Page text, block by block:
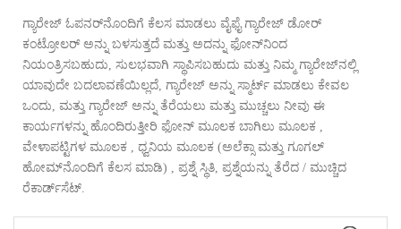
ಗ್ಯಾರೇಜ್ ಓಪನರ್‌ನೊಂದಿಗೆ ಕೆಲಸ ಮಾಡಲು ವೈಫೈ ಗ್ಯಾರೇಜ್ ಡೋರ್
ಕಂಟ್ರೋಲರ್ ಅನ್ನು ಬಳಸುತ್ತದೆ ಮತ್ತು ಅದನ್ನು ಫೋನ್‌ನಿಂದ
ನಿಯಂತ್ರಿಸಬಹುದು, ಸುಲಭವಾಗಿ ಸ್ಥಾಪಿಸಬಹುದು ಮತ್ತು ನಿಮ್ಮ ಗ್ಯಾರೇಜ್‌ನಲ್ಲಿ
ಯಾವುದೇ ಬದಲಾವಣೆಯಿಲ್ಲದೆ, ಗ್ಯಾರೇಜ್ ಅನ್ನು ಸ್ಮಾರ್ಟ್ ಮಾಡಲು ಕೇವಲ
ಒಂದು, ಮತ್ತು ಗ್ಯಾರೇಜ್ ಅನ್ನು ತೆರೆಯಲು ಮತ್ತು ಮುಚ್ಚಲು ನೀವು ಈ
ಕಾರ್ಯಗಳನ್ನು ಹೊಂದಿರುತ್ತೀರಿ ಫೋನ್ ಮೂಲಕ ಬಾಗಿಲು ಮೂಲಕ ,
ವೇಳಾಪಟ್ಟಿಗಳ ಮೂಲಕ , ಧ್ವನಿಯ ಮೂಲಕ (ಅಲೆಕ್ಸಾ ಮತ್ತು ಗೂಗಲ್
ಹೋಮ್‌ನೊಂದಿಗೆ ಕೆಲಸ ಮಾಡಿ) , ಪ್ರಶ್ನೆ ಸ್ಥಿತಿ, ಪ್ರಶ್ನೆಯನ್ನು ತೆರೆದ / ಮುಚ್ಚಿದ
ರೆಕಾರ್ಡ್‌ಸೆಟ್.